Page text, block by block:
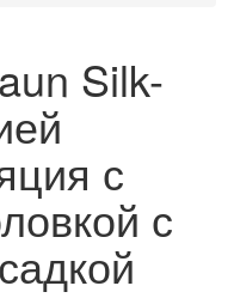
Silk-
с
с